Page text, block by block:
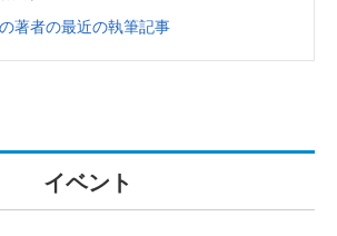
著者の最近の執筆記事
イベント